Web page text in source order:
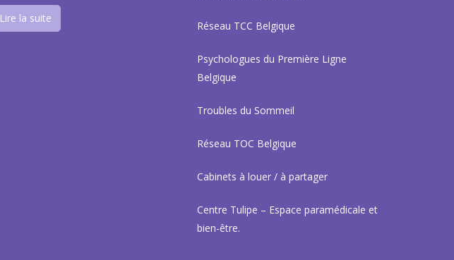
Lire la suite
Réseau TCC Belgique
Psychologues du Première Ligne
Belgique
Troubles du Sommeil
Réseau TOC Belgique
Cabinets à louer / à partager
Centre Tulipe – Espace paramédicale et
bien-être.